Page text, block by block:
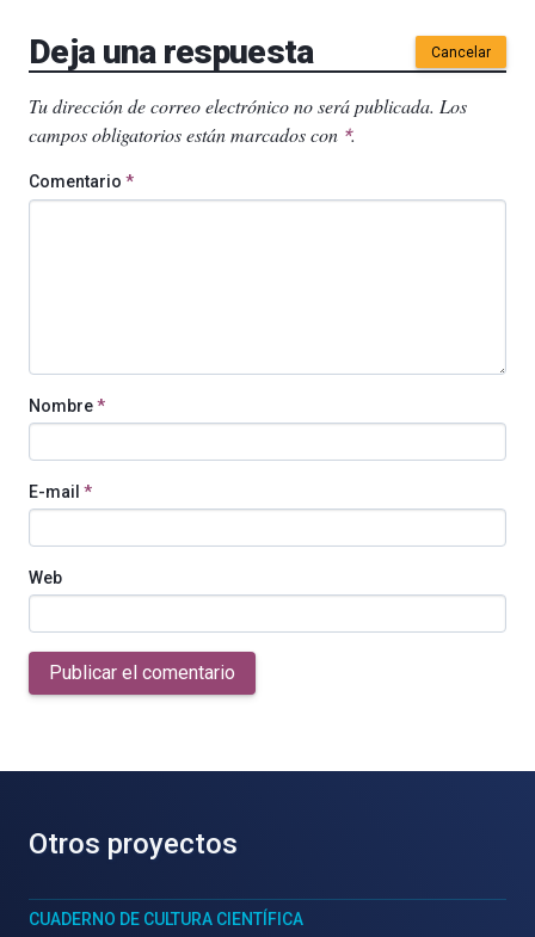
Deja una respuesta Cancelar
Tu dirección de correo electrónico no será publicada. Los
campos obligatorios están marcados con *.
Comentario *
Nombre*
E-mail *
Web
Publicar el comentario
Otros proyectos
CUADERNO DE CULTURA CIENTÍFICA